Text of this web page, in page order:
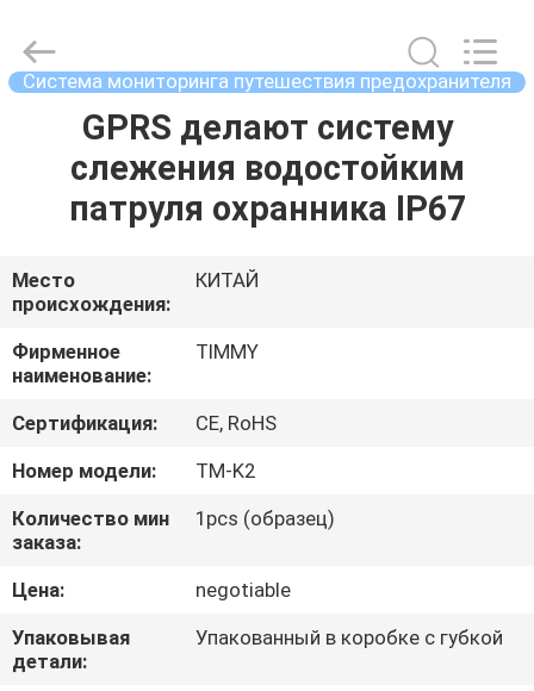
ПРОДУКТЫ
О
НАС
ПУТЕШЕСТВИЕ
ФАБРИКИ
ПРОВЕРКА
КАЧЕСТВА
СВЯЖИТЕСЬ
МЫ
Technology
Ltd..
All Система мониторинга путешествия предохранителя
GPRS делают систему
слежения водостойким
патруля охранника IP67
Место
происхождения:
КИТАЙ
Фирменное
наименование:
TIMMY
Сертификация:
CE, RoHS
Номер модели:
TM-K2
Количество мин
заказа:
1pcs (образец)
Цена:
negotiable
Упаковывая
детали:
Упакованный в коробке с губкой